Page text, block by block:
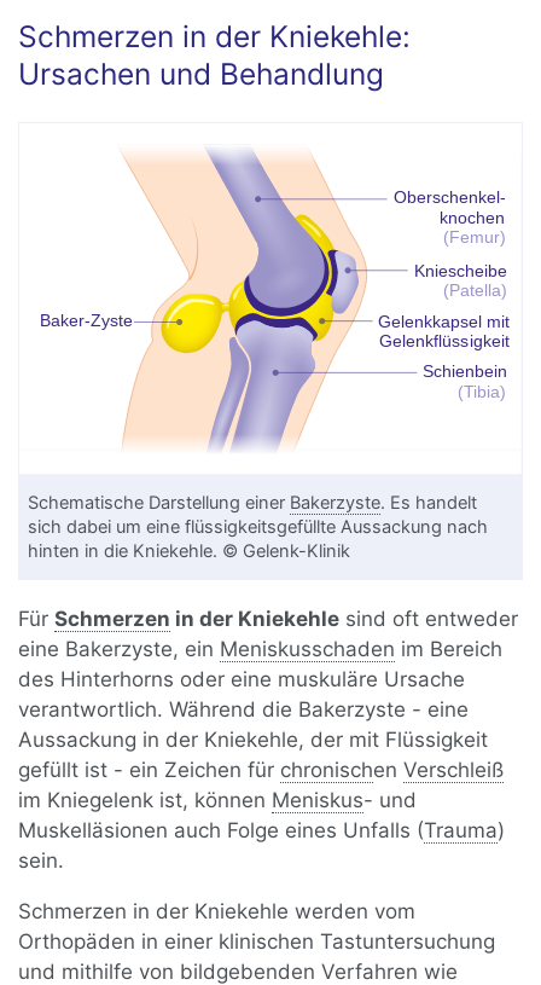
Schmerzen in der Kniekehle:
Ursachen und Behandlung
Schematische Darstellung einer Bakerzyste. Es handelt
sich dabei um eine flüssigkeitsgefüllte Aussackung nach
hinten in die Kniekehle. © Gelenk-Klinik
FürSchmerzen in der Kniekehle sind oft entweder
eine Bakerzyste, ein Meniskusschaden im Bereich
des Hinterhorns oder eine muskuläre Ursache
verantwortlich. Während die Bakerzyste - eine
Aussackung in der Kniekehle, der mit Flüssigkeit
gefüllt ist - ein Zeichen für chronischenVerschleiß
im Kniegelenk ist, können Meniskus- und
Muskelläsionen auch Folge eines Unfalls (Trauma)
sein.
Schmerzen in der Kniekehle werden vom
Orthopäden in einer klinischen Tastuntersuchung
und mithilfe von bildgebenden Verfahren wie